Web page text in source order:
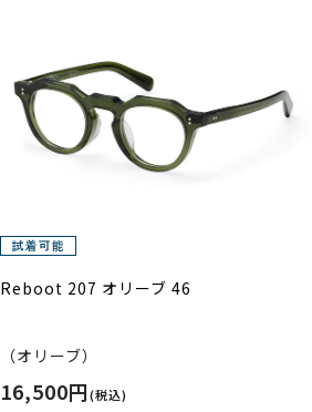
Reboot 207 オリーブ 46
（オリーブ）
16,500円(税込)